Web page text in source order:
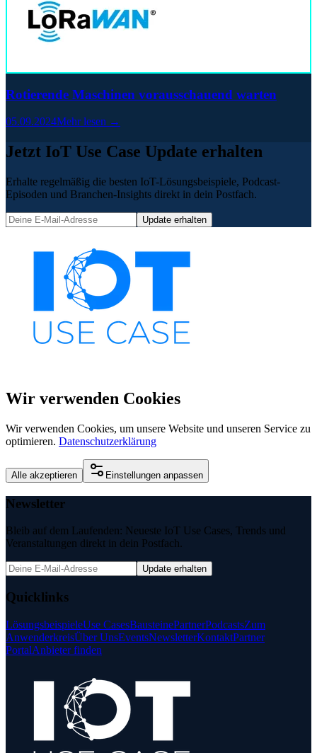
Rotierende Maschinen vorausschauend warten
05.09.2024Mehr lesen →
Jetzt IoT Use Case Update erhalten
Erhalte regelmäßig die besten IoT-Lösungsbeispiele, Podcast-
Episoden und Branchen-Insights direkt in dein Postfach.
Update erhalten
Wir verwenden Cookies
Wir verwenden Cookies, um unsere Website und unseren Service zu
optimieren. Datenschutzerklärung
Alle akzeptieren Einstellungen anpassen
Newsletter
Bleib auf dem Laufenden: Neueste IoT Use Cases, Trends und
Veranstaltungen direkt in dein Postfach.
Update erhalten
Quicklinks
LösungsbeispieleUse CasesBausteinePartnerPodcastsZum
AnwenderkreisÜber UnsEventsNewsletterKontaktPartner
PortalAnbieter finden